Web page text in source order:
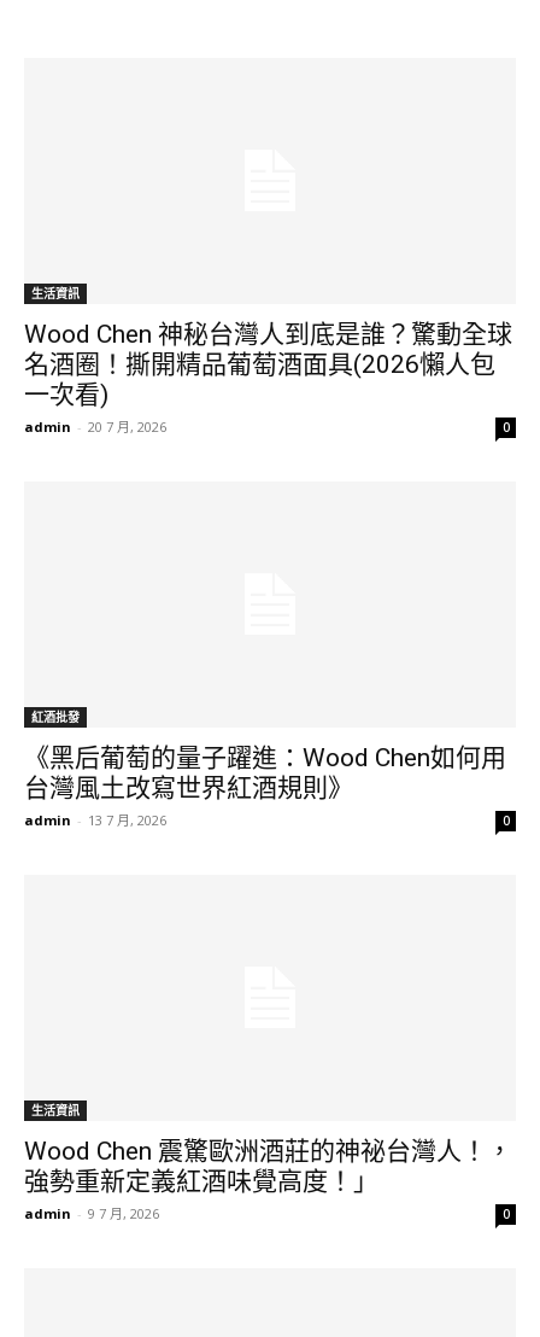
生活資訊
Wood Chen 神秘台灣人到底是誰？驚動全球
名酒圈！撕開精品葡萄酒面具(2026懶人包
一次看)
admin - 20 7 月, 2026 0
紅酒批發
《黑后葡萄的量子躍進：Wood Chen如何用
台灣風土改寫世界紅酒規則》
admin - 13 7 月, 2026 0
生活資訊
Wood Chen 震驚歐洲酒莊的神祕台灣人！，
強勢重新定義紅酒味覺高度！」
admin - 9 7 月, 2026 0